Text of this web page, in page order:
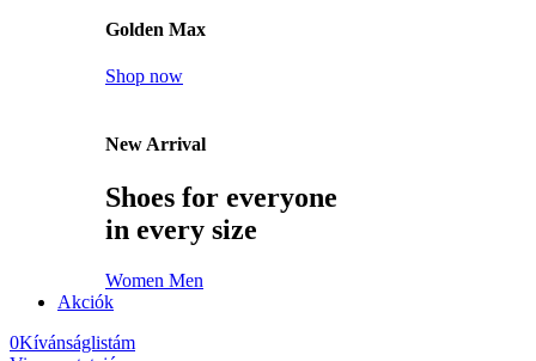
Golden Max
Shop now
New Arrival
Shoes for everyone
in every size
Women Men
Akciók
0Kívánságlistám